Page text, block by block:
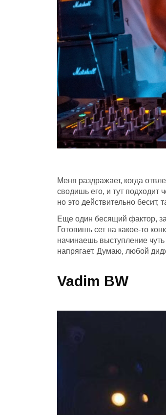
Меня раздражает, когда
сводишь его, и тут подходит
но это действительно бесит,
Еще один бесящий фактор,
Готовишь сет на какое-то
начинаешь выступление
напрягает. Думаю, любой
Vadim BW